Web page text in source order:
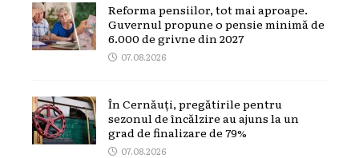
Reforma pensiilor, tot mai aproape.
Guvernul propune o pensie minimă de
6.000 de grivne din 2027
07.08.2026
În Cernăuți, pregătirile pentru
sezonul de încălzire au ajuns la un
grad de finalizare de 79%
07.08.2026